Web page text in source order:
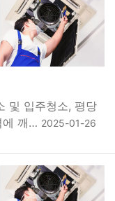
및 입주청소, 평당
에 깨… 2025-01-26